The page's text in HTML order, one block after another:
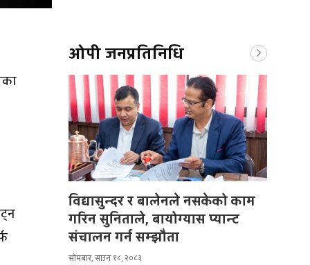
ओपी जनप्रतिनिधि
विद्यासुन्दर र बालेनले नसकेको काम
गरिन सुनिताले, बायोग्यास प्यान्ट
संचालन गर्न सम्झौता
सोमबार, साउन १८, २०८३